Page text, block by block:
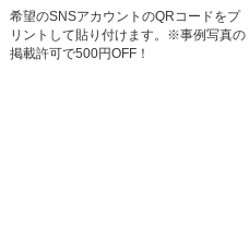
希望のSNSアカウントのQRコードをプ
リントして貼り付けます。※事例写真の
掲載許可で500円OFF！